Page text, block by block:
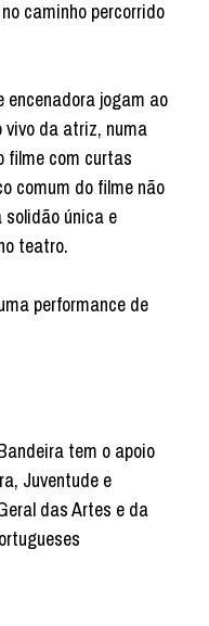
caminho percorrido
encenadora jogam ao
vivo da atriz, numa
filme com curtas
comum do filme não
única e
teatro.
performance de
tem o apoio
Juventude e
das Artes e da